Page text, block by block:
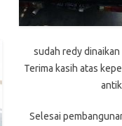
sudah redy
Terima kasih atas
Selesai